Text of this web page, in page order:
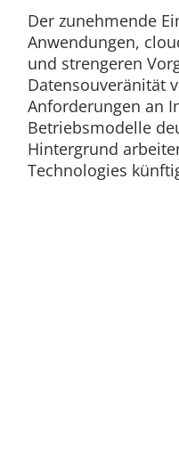
Der zunehmende
Anwendungen,
und strengeren
Datensouveränität
Anforderungen an
Betriebsmodelle
Hintergrund
Technologies